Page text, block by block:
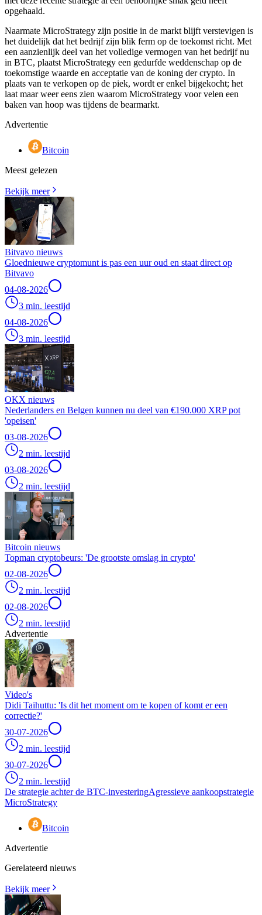
opgehaald.
Naarmate MicroStrategy zijn positie in de markt blijft verstevigen is
het duidelijk dat het bedrijf zijn blik ferm op de toekomst richt. Met
een aanzienlijk deel van het volledige vermogen van het bedrijf nu
in BTC, plaatst MicroStrategy een gedurfde weddenschap op de
toekomstige waarde en acceptatie van de koning der crypto. In
plaats van te verkopen op de piek, wordt er enkel bijgekocht; het
laat maar weer eens zien waarom MicroStrategy voor velen een
baken van hoop was tijdens de bearmarkt.
Advertentie
Bitcoin
Meest gelezen
Bekijk meer
Bitvavo nieuws
Gloednieuwe cryptomunt is pas een uur oud en staat direct op
Bitvavo
04-08-2026
3 min. leestijd
04-08-2026
3 min. leestijd
OKX nieuws
Nederlanders en Belgen kunnen nu deel van €190.000 XRP pot
'opeisen'
03-08-2026
2 min. leestijd
03-08-2026
2 min. leestijd
Bitcoin nieuws
Topman cryptobeurs: 'De grootste omslag in crypto'
02-08-2026
2 min. leestijd
02-08-2026
2 min. leestijd
Advertentie
Video's
Didi Taihuttu: 'Is dit het moment om te kopen of komt er een
correctie?'
30-07-2026
2 min. leestijd
30-07-2026
2 min. leestijd
De strategie achter de BTC-investeringAgressieve aankoopstrategie
MicroStrategy
Bitcoin
Advertentie
Gerelateerd nieuws
Bekijk meer